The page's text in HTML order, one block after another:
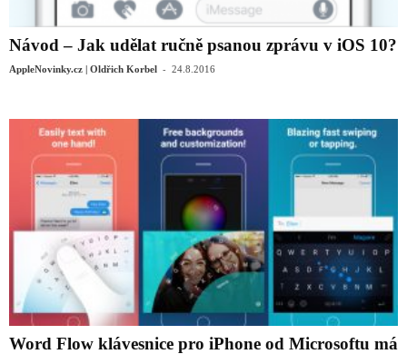
Návod – Jak udělat ručně psanou zprávu v iOS 10?
AppleNovinky.cz | Oldřich Korbel - 24.8.2016
Word Flow klávesnice pro iPhone od Microsoftu má